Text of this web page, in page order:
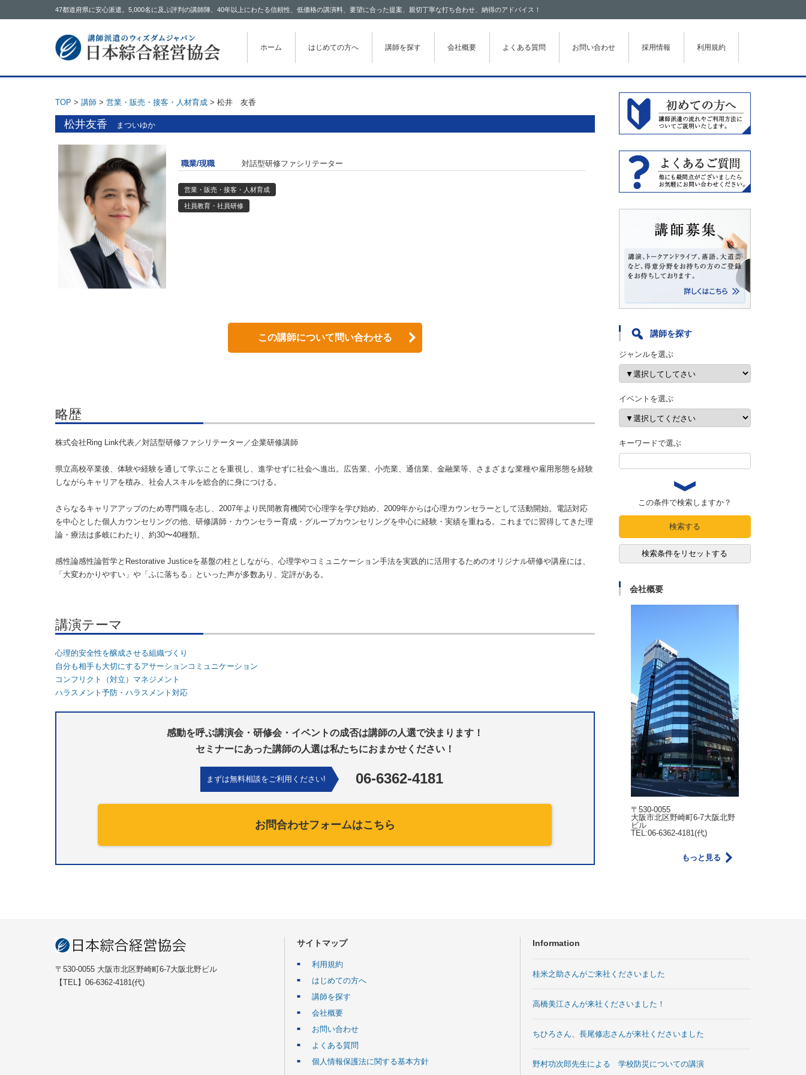
47都道府県に安心派遣。5,000名に及ぶ評判の講師陣、40年以上にわたる信頼性、低価格の講演料、要望に合った提案、親切丁寧な打ち合わせ、納得のアドバイス！
コンテンツに移動
ホーム はじめての方へ 講師を探す 会社概要 よくある質問 お問い合わせ 採用情報 利用規約
TOP > 講師 > 営業・販売・接客・人材育成 > 松井 友香
松井友香 まついゆか
職業/現職 対話型研修ファシリテーター
営業・販売・接客・人材育成
社員教育・社員研修
この講師について問い合わせる
略歴
株式会社Ring Link代表／対話型研修ファシリテーター／企業研修講師
県立高校卒業後、体験や経験を通して学ぶことを重視し、進学せずに社会へ進出。広告業、小売業、通信業、金融業等、さまざまな業種や雇用形態を経験
しながらキャリアを積み、社会人スキルを総合的に身につける。
さらなるキャリアアップのため専門職を志し、2007年より民間教育機関で心理学を学び始め、2009年からは心理カウンセラーとして活動開始。電話対応
を中心とした個人カウンセリングの他、研修講師・カウンセラー育成・グループカウンセリングを中心に経験・実績を重ねる。これまでに習得してきた理
論・療法は多岐にわたり、約30〜40種類。
感性論感性論哲学とRestorative Justiceを基盤の柱としながら、心理学やコミュニケーション手法を実践的に活用するためのオリジナル研修や講座には、
「大変わかりやすい」や「ふに落ちる」といった声が多数あり、定評がある。
講演テーマ
心理的安全性を醸成させる組織づくり
自分も相手も大切にするアサーションコミュニケーション
コンフリクト（対立）マネジメント
ハラスメント予防・ハラスメント対応
感動を呼ぶ講演会・研修会・イベントの成否は講師の人選で決まります！
セミナーにあった講師の人選は私たちにおまかせください！
まずは無料相談をご利用ください! 06-6362-4181
お問合わせフォームはこちら
講師を探す
ジャンルを選ぶ
イベントを選ぶ
キーワードで選ぶ
この条件で検索しますか？
検索する
検索条件をリセットする
会社概要
〒530-0055
大阪市北区野崎町6-7大阪北野
ビル
TEL:06-6362-4181(代)
もっと見る
〒530-0055 大阪市北区野崎町6-7大阪北野ビル
【TEL】06-6362-4181(代)
サイトマップ
利用規約
はじめての方へ
講師を探す
会社概要
お問い合わせ
よくある質問
個人情報保護法に関する基本方針
Information
桂米之助さんがご来社くださいました
高橋美江さんが来社くださいました！
ちひろさん、長尾修志さんが来社くださいました
野村功次郎先生による 学校防災についての講演